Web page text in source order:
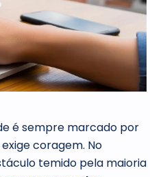
é sempre marcado por
coragem. No
temido pela maioria